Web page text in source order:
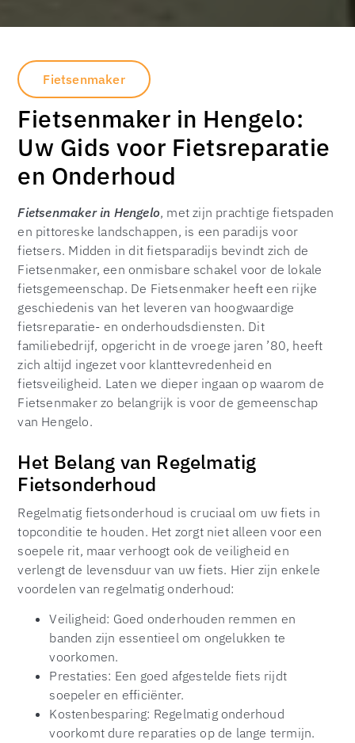
Fietsenmaker
Fietsenmaker in Hengelo:
Uw Gids voor Fietsreparatie
en Onderhoud
Fietsenmaker in Hengelo, met zijn prachtige fietspaden
en pittoreske landschappen, is een paradijs voor
fietsers. Midden in dit fietsparadijs bevindt zich de
Fietsenmaker, een onmisbare schakel voor de lokale
fietsgemeenschap. De Fietsenmaker heeft een rijke
geschiedenis van het leveren van hoogwaardige
fietsreparatie- en onderhoudsdiensten. Dit
familiebedrijf, opgericht in de vroege jaren ’80, heeft
zich altijd ingezet voor klanttevredenheid en
fietsveiligheid. Laten we dieper ingaan op waarom de
Fietsenmaker zo belangrijk is voor de gemeenschap
van Hengelo.
Het Belang van Regelmatig
Fietsonderhoud
Regelmatig fietsonderhoud is cruciaal om uw fiets in
topconditie te houden. Het zorgt niet alleen voor een
soepele rit, maar verhoogt ook de veiligheid en
verlengt de levensduur van uw fiets. Hier zijn enkele
voordelen van regelmatig onderhoud:
Veiligheid: Goed onderhouden remmen en
banden zijn essentieel om ongelukken te
voorkomen.
Prestaties: Een goed afgestelde fiets rijdt
soepeler en efficiënter.
Kostenbesparing: Regelmatig onderhoud
voorkomt dure reparaties op de lange termijn.